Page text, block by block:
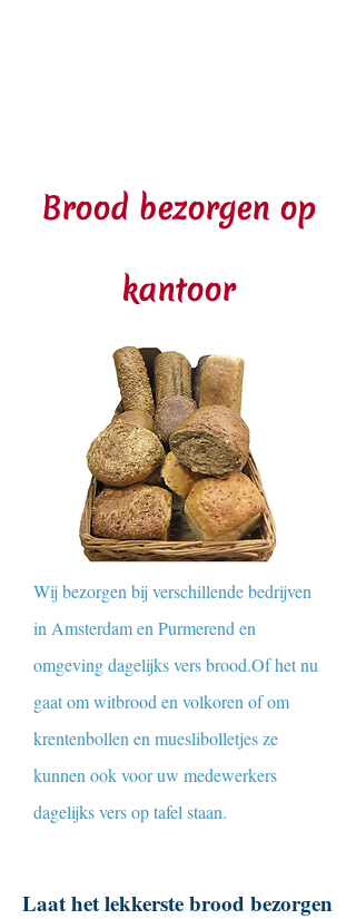
Brood bezorgen op
kantoor
Wij bezorgen bij verschillende bedrijven
in Amsterdam en Purmerend en
omgeving dagelijks vers brood.Of het nu
gaat om witbrood en volkoren of om
krentenbollen en mueslibolletjes ze
kunnen ook voor uw medewerkers
dagelijks vers op tafel staan.
Laat het lekkerste brood bezorgen